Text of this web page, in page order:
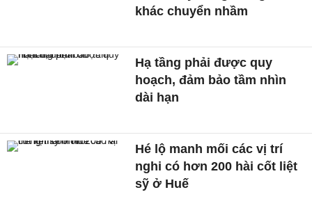
khác chuyển nhầm
Hạ tầng phải được quy
hoạch, đảm bảo tầm nhìn
dài hạn
Hé lộ manh mối các vị trí
nghi có hơn 200 hài cốt liệt
sỹ ở Huế